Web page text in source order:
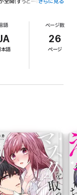
語
本語
ページ数
26
ページ